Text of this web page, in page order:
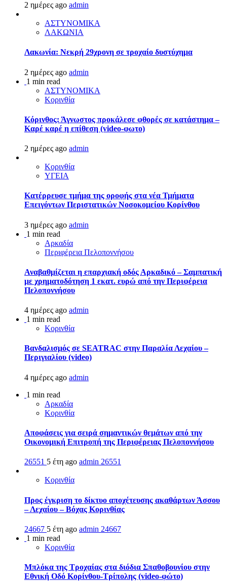
2 ημέρες ago admin
ΑΣΤΥΝΟΜΙΚΑ
ΛΑΚΩΝΙΑ
Λακωνία: Νεκρή 29χρονη σε τροχαίο δυστύχημα
2 ημέρες ago admin
1 min read
ΑΣΤΥΝΟΜΙΚΑ
Κορινθία
Κόρινθος: Άγνωστος προκάλεσε φθορές σε κατάστημα –
Καρέ καρέ η επίθεση (video-φωτο)
2 ημέρες ago admin
Κορινθία
ΥΓΕΙΑ
Kατέρρευσε τμήμα της οροφής στα νέα Τμήματα
Επειγόντων Περιστατικών Νοσοκομείου Κορίνθου
3 ημέρες ago admin
1 min read
Αρκαδία
Περιφέρεια Πελοποννήσου
Αναβαθμίζεται η επαρχιακή οδός Αρκαδικό – Σαμπατική
με χρηματοδότηση 1 εκατ. ευρώ από την Περιφέρεια
Πελοποννήσου
4 ημέρες ago admin
1 min read
Κορινθία
Βανδαλισμός σε SEATRAC στην Παραλία Λεχαίου –
Περιγιαλίου (video)
4 ημέρες ago admin
1 min read
Αρκαδία
Κορινθία
Αποφάσεις για σειρά σημαντικών θεμάτων από την
Οικονομική Επιτροπή της Περιφέρειας Πελοποννήσου
26551 5 έτη ago admin 26551
Κορινθία
Προς έγκριση το δίκτυο αποχέτευσης ακαθάρτων Άσσου
– Λεχαίου – Βόχας Κορινθίας
24667 5 έτη ago admin 24667
1 min read
Κορινθία
Μπλόκα της Τροχαίας στα διόδια Σπαθοβουνίου στην
Εθνική Οδό Κορίνθου-Τρίπολης (video-φώτο)